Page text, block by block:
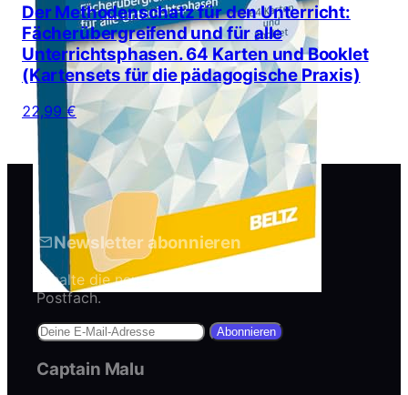
Der Methodenschatz für den Unterricht:
Fächerübergreifend und für alle
Unterrichtsphasen. 64 Karten und Booklet
(Kartensets für die pädagogische Praxis)
22,99 €
Newsletter abonnieren
Erhalte die neuesten Artikel direkt in dein
Postfach.
Abonnieren
Captain Malu